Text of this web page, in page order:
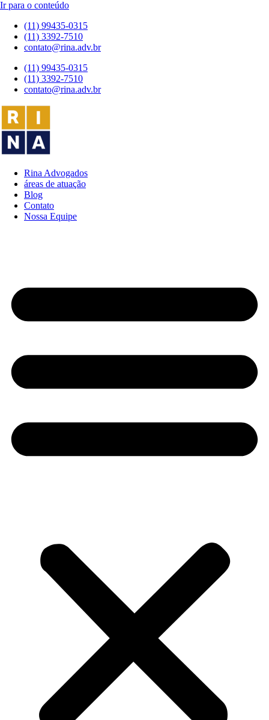
Ir para o conteúdo
(11) 99435-0315
(11) 3392-7510
contato@rina.adv.br
(11) 99435-0315
(11) 3392-7510
contato@rina.adv.br
Rina Advogados
áreas de atuação
Blog
Contato
Nossa Equipe